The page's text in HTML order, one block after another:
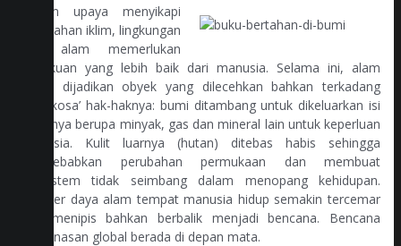
Dalam upaya menyikapi
perubahan iklim, lingkungan
dan alam memerlukan
perlakuan yang lebih baik dari manusia. Selama ini, alam
selalu dijadikan obyek yang dilecehkan bahkan terkadang
‘diperkosa’ hak-haknya: bumi ditambang untuk dikeluarkan isi
perutnya berupa minyak, gas dan mineral lain untuk keperluan
manusia. Kulit luarnya (hutan) ditebas habis sehingga
menyebabkan perubahan permukaan dan membuat
ekosistem tidak seimbang dalam menopang kehidupan.
Sumber daya alam tempat manusia hidup semakin tercemar
dan menipis bahkan berbalik menjadi bencana. Bencana
pemanasan global berada di depan mata.